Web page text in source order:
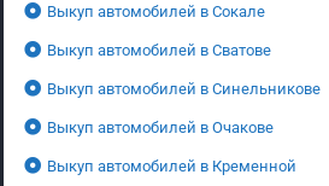
Выкуп автомобилей в Сокале
Выкуп автомобилей в Сватове
Выкуп автомобилей в Синельникове
Выкуп автомобилей в Очакове
Выкуп автомобилей в Кременной